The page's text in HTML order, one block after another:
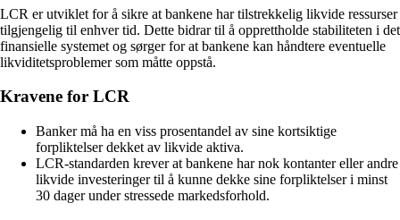
LCR er utviklet for å sikre at bankene har tilstrekkelig likvide ressurser
tilgjengelig til enhver tid. Dette bidrar til å opprettholde stabiliteten i det
finansielle systemet og sørger for at bankene kan håndtere eventuelle
likviditetsproblemer som måtte oppstå.
Kravene for LCR
Banker må ha en viss prosentandel av sine kortsiktige
forpliktelser dekket av likvide aktiva.
LCR-standarden krever at bankene har nok kontanter eller andre
likvide investeringer til å kunne dekke sine forpliktelser i minst
30 dager under stressede markedsforhold.